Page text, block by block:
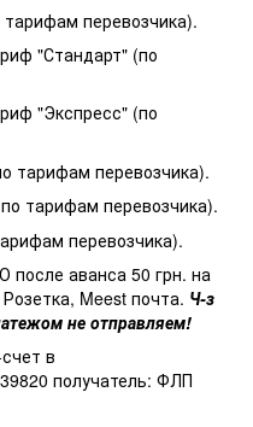
перевозчика).
"Стандарт" (по
"Экспресс" (по
тарифам перевозчика).
тарифам перевозчика).
перевозчика).
аванса 50 грн. на
Meest почта. Ч-з
не отправляем!
в
получатель: ФЛП